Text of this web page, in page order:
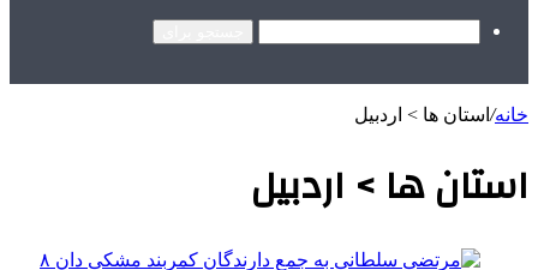
خانه/ استان ها > اردبیل
استان ها > اردبیل